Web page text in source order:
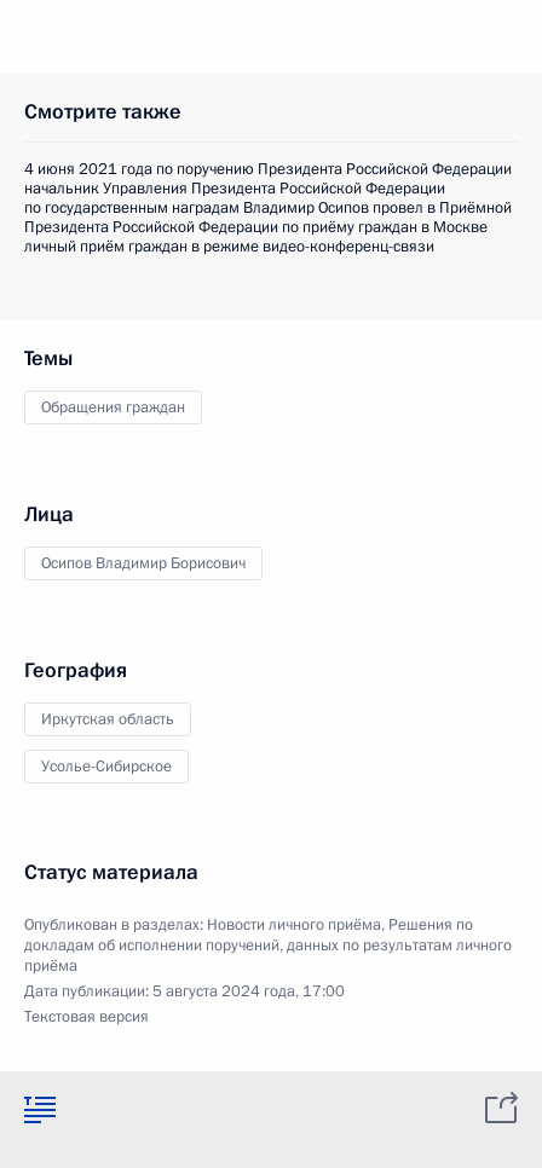
Смотрите также
4 июня 2021 года по поручению Президента Российской Федерации
начальник Управления Президента Российской Федерации
по государственным наградам Владимир Осипов провел в Приёмной
Президента Российской Федерации по приёму граждан в Москве
личный приём граждан в режиме видео-конференц-связи
Темы
Обращения граждан
Лица
Осипов Владимир Борисович
География
Иркутская область
Усолье-Сибирское
Статус материала
Опубликован в разделах: Новости личного приёма, Решения по
докладам об исполнении поручений, данных по результатам личного
приёма
Дата публикации:5 августа 2024 года, 17:00
Текстовая версия